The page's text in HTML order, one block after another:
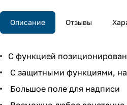
Описание Отзывы
С функцией
С защитными функциями,
Большое поле для надписи